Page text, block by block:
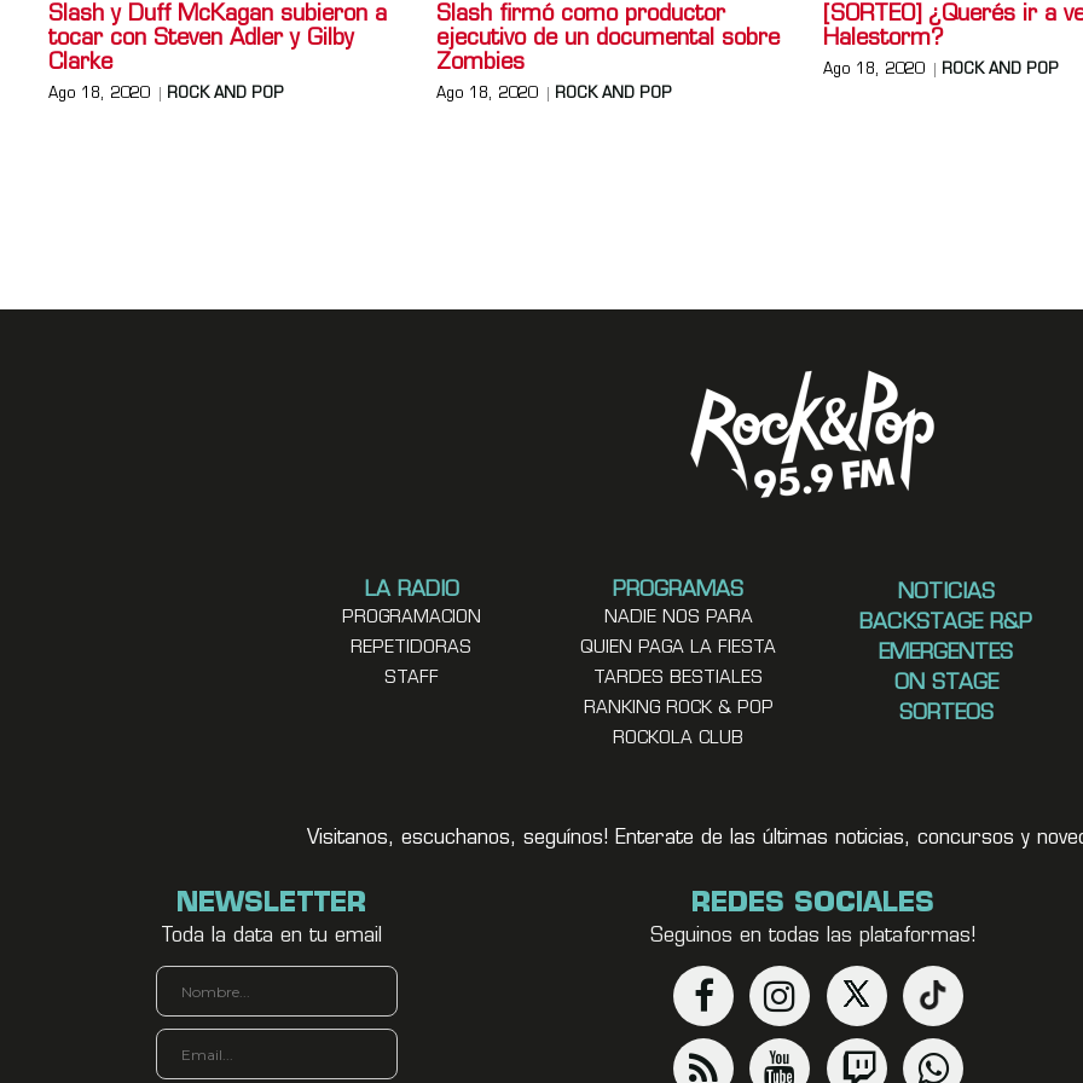
Slash y Duff McKagan subieron a
tocar con Steven Adler y Gilby
Clarke
Ago 18, 2020 ROCK AND POP
Slash firmó como productor
ejecutivo de un documental sobre
Zombies
Ago 18, 2020 ROCK AND POP
[SORTEO] ¿Querés ir a
Halestorm?
Ago 18, 2020 ROCK AND POP
LA RADIO
PROGRAMACION
REPETIDORAS
STAFF
PROGRAMAS
NADIE NOS PARA
QUIEN PAGA LA FIESTA
TARDES BESTIALES
RANKING ROCK & POP
ROCKOLA CLUB
NOTICIAS
BACKSTAGE R&P
EMERGENTES
ON STAGE
SORTEOS
Visitanos, escuchanos, seguínos! Enterate de las últimas noticias, concursos y
NEWSLETTER
Toda la data en tu email
REDES SOCIALES
Seguinos en todas las plataformas!